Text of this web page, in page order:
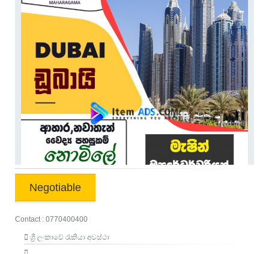
Negotiable
Contact : 0770400400
ශ්‍රී ලංකාවේ රැකියා අවස්ථා